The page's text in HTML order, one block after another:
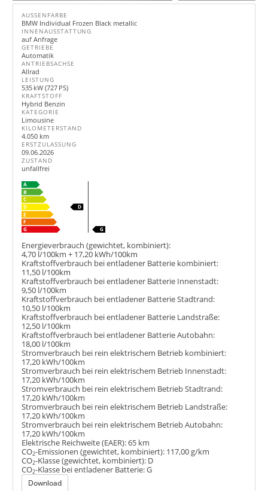
AUSSENFARBE
BMW Individual Frozen Black metallic
INNENAUSSTATTUNG
auf Anfrage
GETRIEBE
Automatik
ANTRIEBSACHSE
Allrad
LEISTUNG
535 kW (727 PS)
KRAFTSTOFF
Hybrid Benzin
KATEGORIE
Limousine
KILOMETERSTAND
4.050 km
ERSTZULASSUNG
09.06.2026
ZUSTAND
unfallfrei
Energieverbrauch (gewichtet, kombiniert):
4,70 l/100km + 17,20 kWh/100km
Kraftstoffverbrauch bei entladener Batterie kombiniert:
11,50 l/100km
Kraftstoffverbrauch bei entladener Batterie Innenstadt:
9,50 l/100km
Kraftstoffverbrauch bei entladener Batterie Stadtrand:
10,50 l/100km
Kraftstoffverbrauch bei entladener Batterie Landstraße:
12,50 l/100km
Kraftstoffverbrauch bei entladener Batterie Autobahn:
18,00 l/100km
Stromverbrauch bei rein elektrischem Betrieb kombiniert:
17,20 kWh/100km
Stromverbrauch bei rein elektrischem Betrieb Innenstadt:
17,20 kWh/100km
Stromverbrauch bei rein elektrischem Betrieb Stadtrand:
17,20 kWh/100km
Stromverbrauch bei rein elektrischem Betrieb Landstraße:
17,20 kWh/100km
Stromverbrauch bei rein elektrischem Betrieb Autobahn:
17,20 kWh/100km
Elektrische Reichweite (EAER):65 km
CO2-Emissionen (gewichtet, kombiniert): 117,00 g/km
CO2-Klasse (gewichtet, kombiniert): D
CO2-Klasse bei entladener Batterie:G
Download